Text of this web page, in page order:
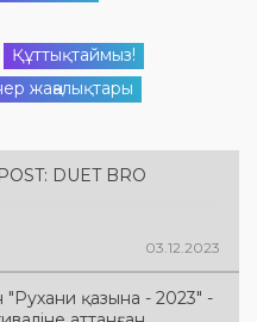
Құттықтаймыз!
жаңалықтары
DUET BRO
03.12.2023
"Рухани қазына - 2023" -